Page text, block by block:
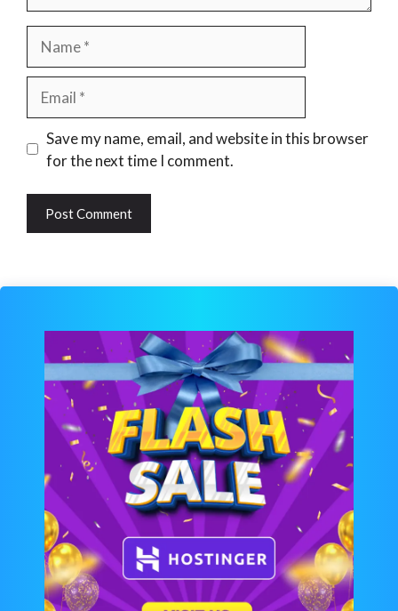
Website
Save my name, email, and website in this browser
for the next time I comment.